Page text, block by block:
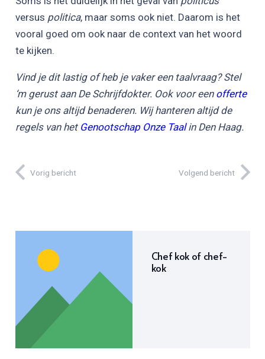
versus politica, maar soms ook niet. Daarom is het
vooral goed om ook naar de context van het woord
te kijken.
Vind je dit lastig of heb je vaker een taalvraag? Stel
‘m gerust aan De Schrijfdokter. Ook voor een offerte
kun je ons altijd benaderen. Wij hanteren altijd de
regels van het Genootschap Onze Taalin Den Haag.
Vorig bericht Volgend bericht
Chef kok of chef-
kok